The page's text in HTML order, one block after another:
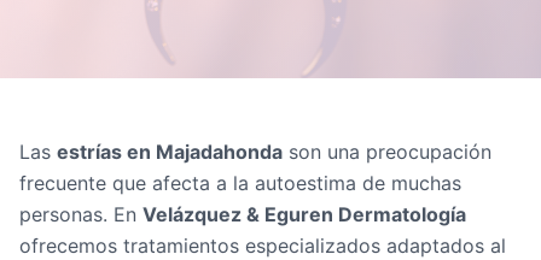
Las estrías en Majadahonda son una preocupación
frecuente que afecta a la autoestima de muchas
personas. En Velázquez & Eguren Dermatología
ofrecemos tratamientos especializados adaptados al